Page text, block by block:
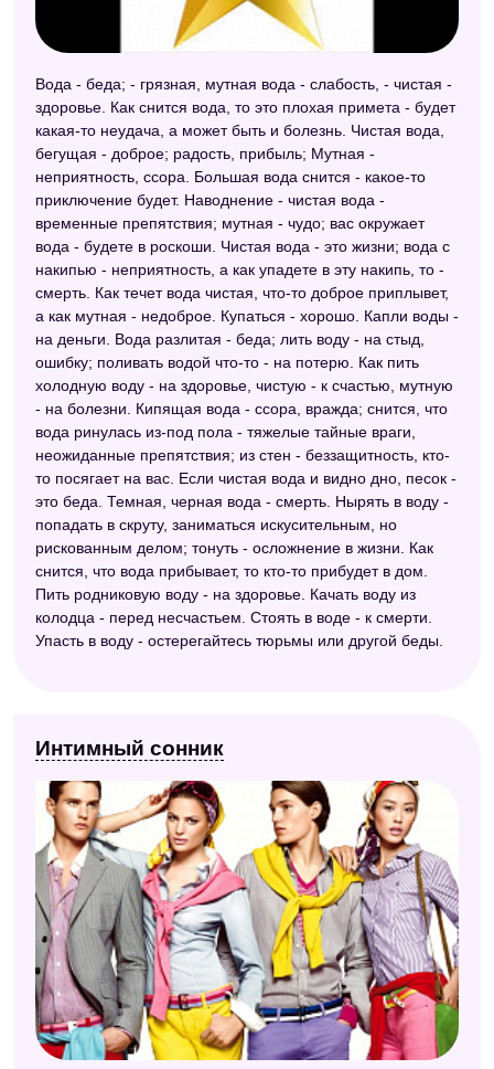
Вода - беда; - грязная, мутная вода - слабость, - чистая -
здоровье. Как снится вода, то это плохая примета - будет
какая-то неудача, а может быть и болезнь. Чистая вода,
бегущая - доброе; радость, прибыль; Мутная -
неприятность, ссора. Большая вода снится - какое-то
приключение будет. Наводнение - чистая вода -
временные препятствия; мутная - чудо; вас окружает
вода - будете в роскоши. Чистая вода - это жизни; вода с
накипью - неприятность, а как упадете в эту накипь, то -
смерть. Как течет вода чистая, что-то доброе приплывет,
а как мутная - недоброе. Купаться - хорошо. Капли воды -
на деньги. Вода разлитая - беда; лить воду - на стыд,
ошибку; поливать водой что-то - на потерю. Как пить
холодную воду - на здоровье, чистую - к счастью, мутную
- на болезни. Кипящая вода - ссора, вражда; снится, что
вода ринулась из-под пола - тяжелые тайные враги,
неожиданные препятствия; из стен - беззащитность, кто-
то посягает на вас. Если чистая вода и видно дно, песок -
это беда. Темная, черная вода - смерть. Нырять в воду -
попадать в скруту, заниматься искусительным, но
рискованным делом; тонуть - осложнение в жизни. Как
снится, что вода прибывает, то кто-то прибудет в дом.
Пить родниковую воду - на здоровье. Качать воду из
колодца - перед несчастьем. Стоять в воде - к смерти.
Упасть в воду - остерегайтесь тюрьмы или другой беды.
Интимный сонник